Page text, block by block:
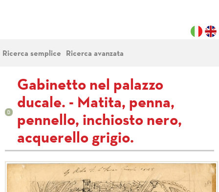
Ricerca semplice Ricerca avanzata
Gabinetto nel palazzo
ducale. - Matita, penna,
pennello, inchiosto nero,
acquerello grigio.